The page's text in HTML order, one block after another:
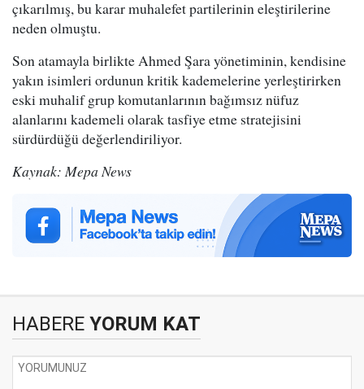
çıkarılmış, bu karar muhalefet partilerinin eleştirilerine
neden olmuştu.
Son atamayla birlikte Ahmed Şara yönetiminin, kendisine
yakın isimleri ordunun kritik kademelerine yerleştirirken
eski muhalif grup komutanlarının bağımsız nüfuz
alanlarını kademeli olarak tasfiye etme stratejisini
sürdürdüğü değerlendiriliyor.
Kaynak: Mepa News
HABERE YORUM KAT